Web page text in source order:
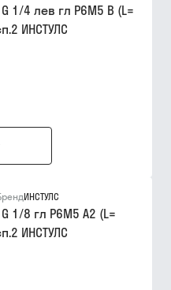
1/4 лев гл Р6М5 B (L=
ИНСТУЛС
ИНСТУЛС
1/8 гл Р6М5 A2 (L=
ИНСТУЛС